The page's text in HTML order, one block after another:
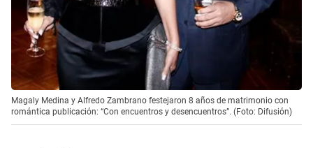
Magaly Medina y Alfredo Zambrano festejaron 8 años de matrimonio con
romántica publicación: “Con encuentros y desencuentros”. (Foto: Difusión)